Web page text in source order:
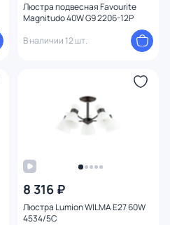
Люстра подвесная Favourite
Magnitudo 40W G9 2206-12P
В наличии 12 шт.
8 316 ₽
Люстра Lumion WILMA E27 60W
4534/5C